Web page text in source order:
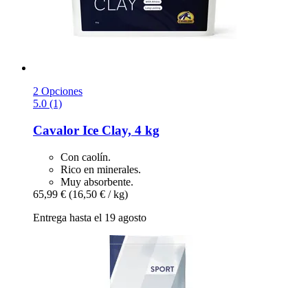
2 Opciones
5.0 (1)
Cavalor Ice Clay, 4 kg
Con caolín.
Rico en minerales.
Muy absorbente.
65,99 € (16,50 € / kg)
Entrega hasta el 19 agosto